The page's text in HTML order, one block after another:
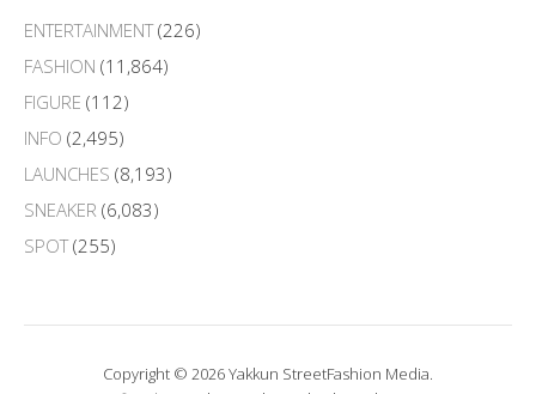
ENTERTAINMENT(226)
FASHION (11,864)
FIGURE (112)
INFO (2,495)
LAUNCHES (8,193)
SNEAKER (6,083)
SPOT(255)
Copyright © 2026 Yakkun StreetFashion Media.